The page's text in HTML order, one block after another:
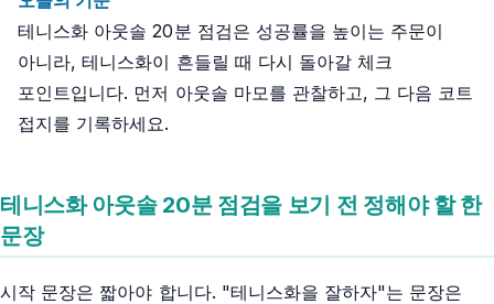
테니스화 아웃솔 20분 점검은 성공률을 높이는 주문이
아니라, 테니스화이 흔들릴 때 다시 돌아갈 체크
포인트입니다. 먼저 아웃솔 마모를 관찰하고, 그 다음 코트
접지를 기록하세요.
테니스화 아웃솔 20분 점검을 보기 전 정해야 할 한
문장
시작 문장은 짧아야 합니다. "테니스화을 잘하자"는 문장은